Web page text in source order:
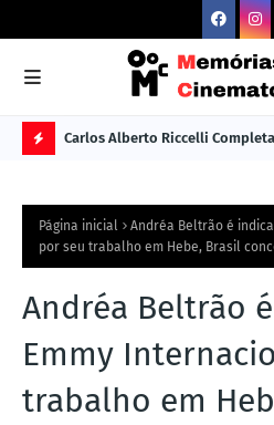
L
M
A
O
Carlos Alberto Riccelli
Página inicial
Andréa Beltrão é
por seu trabalho em Hebe, Brasil
Andréa Beltrão
Emmy
trabalho em